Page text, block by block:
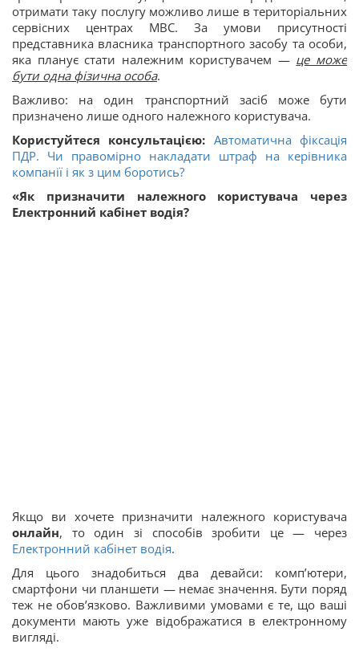
отримати таку послугу можливо лише в територіальних
сервісних центрах МВС. За умови присутності
представника власника транспортного засобу та особи,
яка планує стати належним користувачем — це може
бути одна фізична особа.
Важливо: на один транспортний засіб може бути
призначено лише одного належного користувача.
Користуйтеся консультацією: Автоматична фіксація
ПДР. Чи правомірно накладати штраф на керівника
компанії і як з цим боротись?
«Як призначити належного користувача через
Електронний кабінет водія?
Якщо ви хочете призначити належного користувача
онлайн, то один зі способів зробити це — через
Електронний кабінет водія.
Для цього знадобиться два девайси: комп’ютери,
смартфони чи планшети — немає значення. Бути поряд
теж не обов’язково. Важливими умовами є те, що ваші
документи мають уже відображатися в електронному
вигляді.